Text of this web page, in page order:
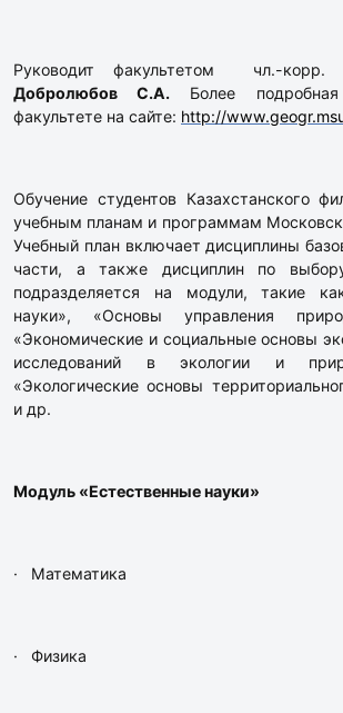
Руководит факультетом чл.-корр.
Добролюбов С.А. Более
факультете на сайте: http://
Обучение студентов Казахстанского
учебным планам и программам
Учебный план включает дисциплины
части, а также дисциплин по
подразделяется на модули, такие
науки», «Основы управления
«Экономические и социальные основы
исследований в экологии и
«Экологические основы
и др.
Модуль «Естественные науки»
· Математика
· Физика